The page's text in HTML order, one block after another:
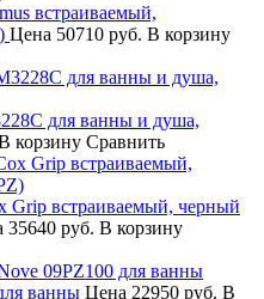
встраиваемый,
Цена 50710 руб. В корзину
для ванны и душа,
корзину Сравнить
Grip встраиваемый, черный
35640 руб. В корзину
ванны Цена 22950 руб. В